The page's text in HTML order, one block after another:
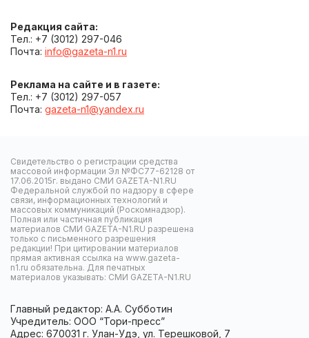
Редакция сайта:
Тел.: +7 (3012) 297-046
Почта: info@gazeta-n1.ru
Реклама на сайте и в газете:
Тел.: +7 (3012) 297-057
Почта: gazeta-n1@yandex.ru
Свидетельство о регистрации средства
массовой информации Эл №ФС77-62128 от
17.06.2015г. выдано СМИ GAZETA-N1.RU
Федеральной службой по надзору в сфере
связи, информационных технологий и
массовых коммуникаций (Роскомнадзор).
Полная или частичная публикация
материалов СМИ GAZETA-N1.RU разрешена
только с письменного разрешения
редакции! При цитировании материалов
прямая активная ссылка на www.gazeta-
n1.ru обязательна. Для печатных
материалов указывать: СМИ GAZETA-N1.RU
Главный редактор: А.А. Субботин
Учредитель: ООО “Тори-пресс”
Адрес: 670031 г. Улан-Удэ, ул. Терешковой, 7